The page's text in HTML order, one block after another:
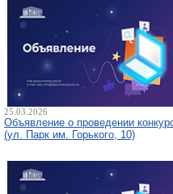
25.03.2026
Объявление о проведении
(ул. Парк им. Горького, 10)